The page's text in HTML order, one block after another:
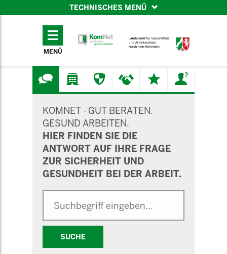
TECHNISCHES MENÜ
TECHNISCHES
MENÜ
KOMNET - GUT BERATEN.
GESUND ARBEITEN.
HIER FINDEN SIE DIE
ANTWORT AUF IHRE FRAGE
ZUR SICHERHEIT UND
GESUNDHEIT BEI DER ARBEIT.
SUCHE